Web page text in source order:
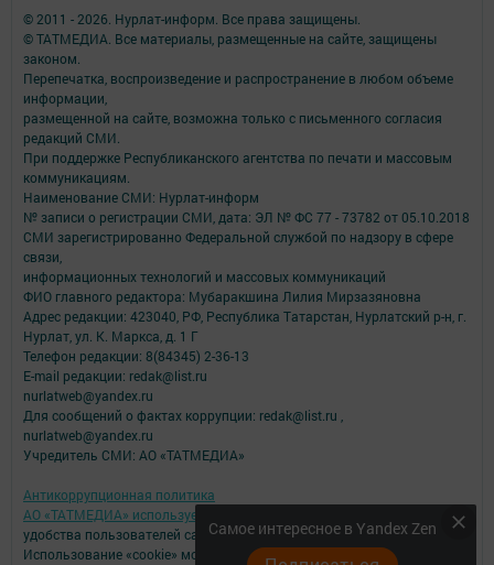
Самое интересное в Yandex Zen
© 2011 - 2026. Нурлат-⁠информ. Все права защищены.
© ТАТМЕДИА. Все материалы, размещенные на сайте, защищены
законом.
Перепечатка, воспроизведение и распространение в любом объеме
информации,
размещенной на сайте, возможна только с письменного согласия
редакций СМИ.
При поддержке Республиканского агентства по печати и массовым
коммуникациям.
Наименование СМИ: Нурлат-⁠информ
№ записи о регистрации СМИ, дата: ЭЛ № ФС 77 -⁠ 73782 от 05.10.2018
СМИ зарегистрированно Федеральной службой по надзору в сфере
связи,
информационных технологий и массовых коммуникаций
ФИО главного редактора: Мубаракшина Лилия Мирзазяновна
Адрес редакции: 423040, РФ, Республика Татарстан, Нурлатский р-н, г.
Нурлат, ул. К. Маркса, д. 1 Г
Телефон редакции: 8(84345) 2-36-13
E-mail редакции: redak@list.ru
nurlatweb@yandex.ru
Для сообщений о фактах коррупции: redak@list.ru ,
nurlatweb@yandex.ru
Учредитель СМИ: АО «ТАТМЕДИА»
Антикоррупционная политика
АО «ТАТМЕДИА» использует «cookie»
для персонализации сервисов и
удобства пользователей сайтом.
Использование «cookie» можно отменить в настройках браузера.